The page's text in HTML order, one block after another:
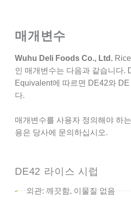
매개변수
Wuhu Deli Foods Co., Ltd.
인 매개변수는 다음과 같습니다.
Equivalent에 따르면 DE42와 DE
다.
매개변수를 사용자 정의해야 하
용은 당사에 문의하십시오.
DE42 라이스 시럽
외관: 깨끗함, 이물질 없음